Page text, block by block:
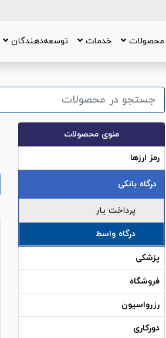
محصولات خدمات توسعه‌دهندگان
منوی محصولات
رمز ارزها
درگاه بانکی
پرداخت یار
درگاه واسط
پزشکی
فروشگاه
رزرواسیون
دورکاری